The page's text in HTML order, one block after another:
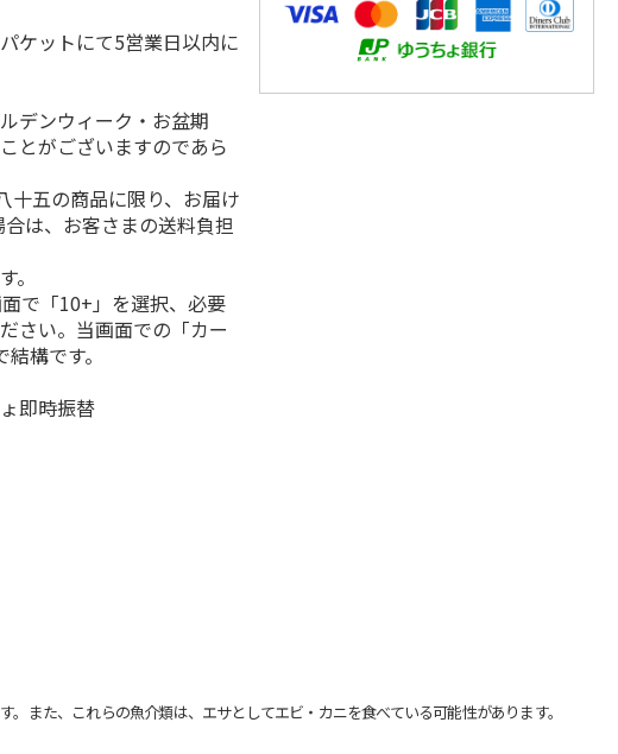
ケットにて5営業日以内に
デンウィーク・お盆期
とがございますのであら
五の商品に限り、お届け
は、お客さまの送料負担
。
で「10+」を選択、必要
さい。当画面での「カー
構です。
即時振替
また、これらの魚介類は、エサとしてエビ・カニを食べている可能性があります。